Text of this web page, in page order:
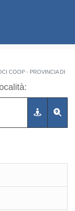
COOP - PROVINCIA DI